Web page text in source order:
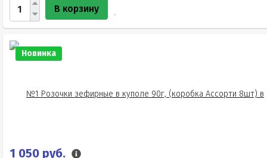
В корзину
Новинка
1 050 руб.